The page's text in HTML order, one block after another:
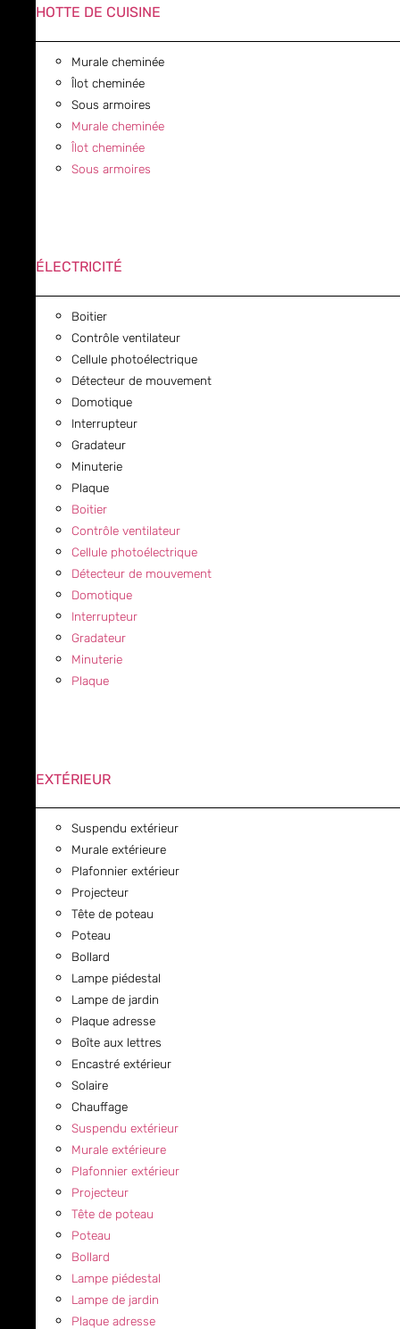
HOTTE DE CUISINE
Murale cheminée
Îlot cheminée
Sous armoires
Murale cheminée
Îlot cheminée
Sous armoires
ÉLECTRICITÉ
Boitier
Contrôle ventilateur
Cellule photoélectrique
Détecteur de mouvement
Domotique
Interrupteur
Gradateur
Minuterie
Plaque
Boitier
Contrôle ventilateur
Cellule photoélectrique
Détecteur de mouvement
Domotique
Interrupteur
Gradateur
Minuterie
Plaque
EXTÉRIEUR
Suspendu extérieur
Murale extérieure
Plafonnier extérieur
Projecteur
Tête de poteau
Poteau
Bollard
Lampe piédestal
Lampe de jardin
Plaque adresse
Boîte aux lettres
Encastré extérieur
Solaire
Chauffage
Suspendu extérieur
Murale extérieure
Plafonnier extérieur
Projecteur
Tête de poteau
Poteau
Bollard
Lampe piédestal
Lampe de jardin
Plaque adresse